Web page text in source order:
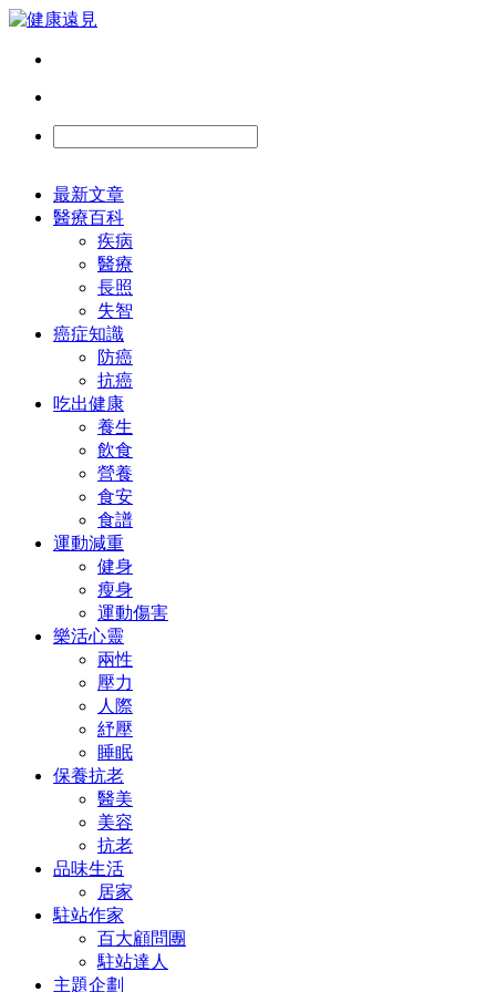
最新文章
醫療百科
疾病
醫療
長照
失智
癌症知識
防癌
抗癌
吃出健康
養生
飲食
營養
食安
食譜
運動減重
健身
瘦身
運動傷害
樂活心靈
兩性
壓力
人際
紓壓
睡眠
保養抗老
醫美
美容
抗老
品味生活
居家
駐站作家
百大顧問團
駐站達人
主題企劃